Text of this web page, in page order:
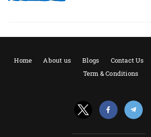
Home About us Blogs Contact Us
Term & Conditions